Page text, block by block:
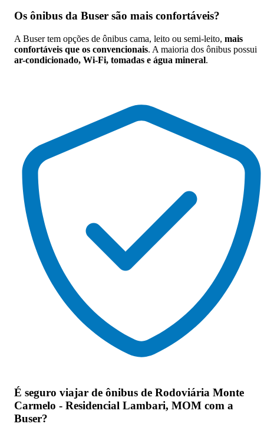
Os ônibus da Buser são mais confortáveis?
A Buser tem opções de ônibus cama, leito ou semi-leito, mais
confortáveis que os convencionais. A maioria dos ônibus possui
ar-condicionado, Wi-Fi, tomadas e água mineral.
É seguro viajar de ônibus de Rodoviária Monte
Carmelo - Residencial Lambari, MOM com a
Buser?